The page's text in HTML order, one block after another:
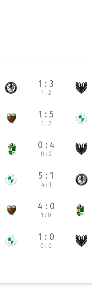
1 : 3
1 : 2
1 : 5
1 : 2
0 : 4
0 : 2
5 : 1
4 : 1
4 : 0
1 : 0
1 : 0
0 : 0